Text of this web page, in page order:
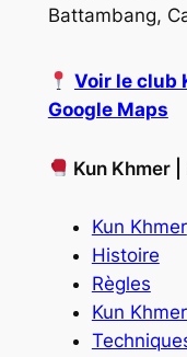
Battambang,
Voir le club
Google Maps
Kun Khmer
Kun Khmer
Histoire
Règles
Kun